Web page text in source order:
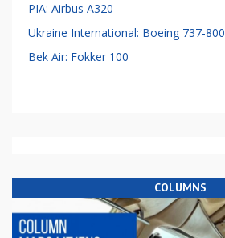
PIA: Airbus A320
Ukraine International: Boeing 737-800
Bek Air: Fokker 100
COLUMNS